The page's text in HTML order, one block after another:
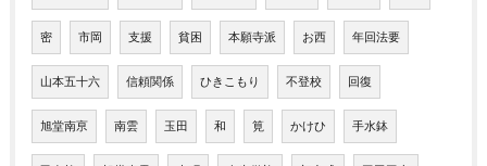
密 市岡 支援 貧困 本願寺派 お西 年回法要
山本五十六 信頼関係 ひきこもり 不登校 回復
旭堂南亰 南雲 玉田 和 筧 かけひ 手水鉢